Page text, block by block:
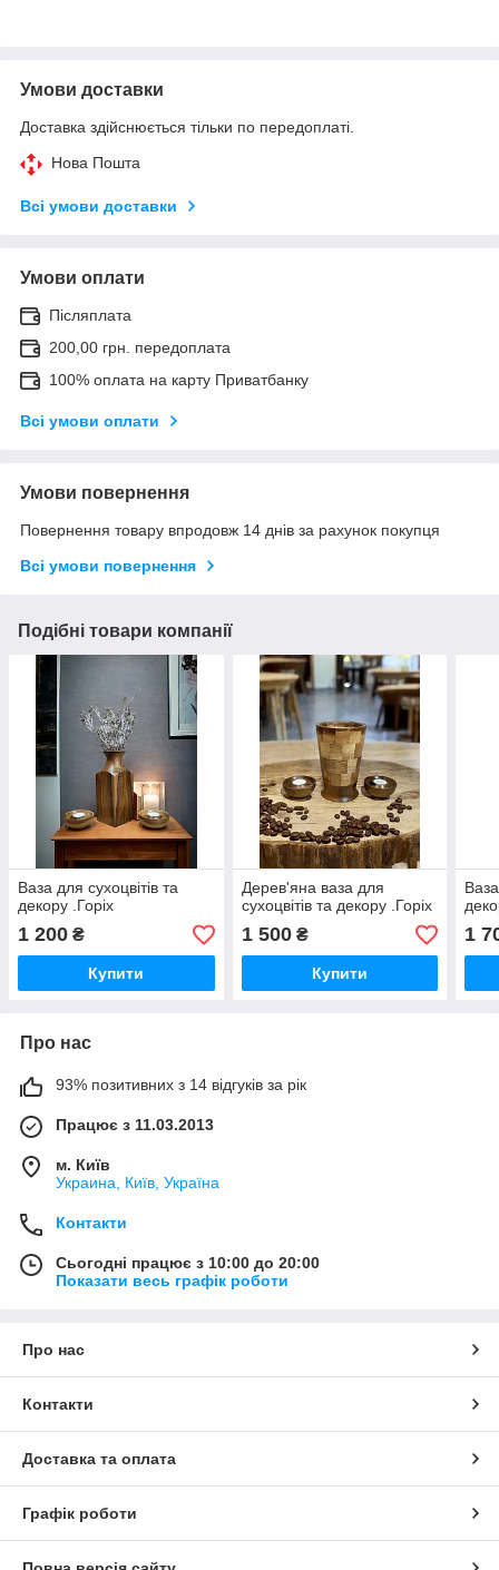
Умови доставки
Доставка здійснюється тільки по передоплаті.
Нова Пошта
Всі умови доставки
Умови оплати
Післяплата
200,00 грн. передоплата
100% оплата на карту Приватбанку
Всі умови оплати
Умови повернення
Повернення товару впродовж 14 днів за рахунок покупця
Всі умови повернення
Подібні товари компанії
Ваза для сухоцвітів та
декору .Горіх
1 200 ₴
Купити
Дерев'яна ваза для
сухоцвітів та декору .Горіх
1 500₴
Купити
1
Про нас
93% позитивних з 14 відгуків за рік
Працює з 11.03.2013
м. Київ
Украина, Київ, Україна
Контакти
Сьогодні працює з 10:00 до 20:00
Показати весь графік роботи
Про нас
Контакти
Доставка та оплата
Графік роботи